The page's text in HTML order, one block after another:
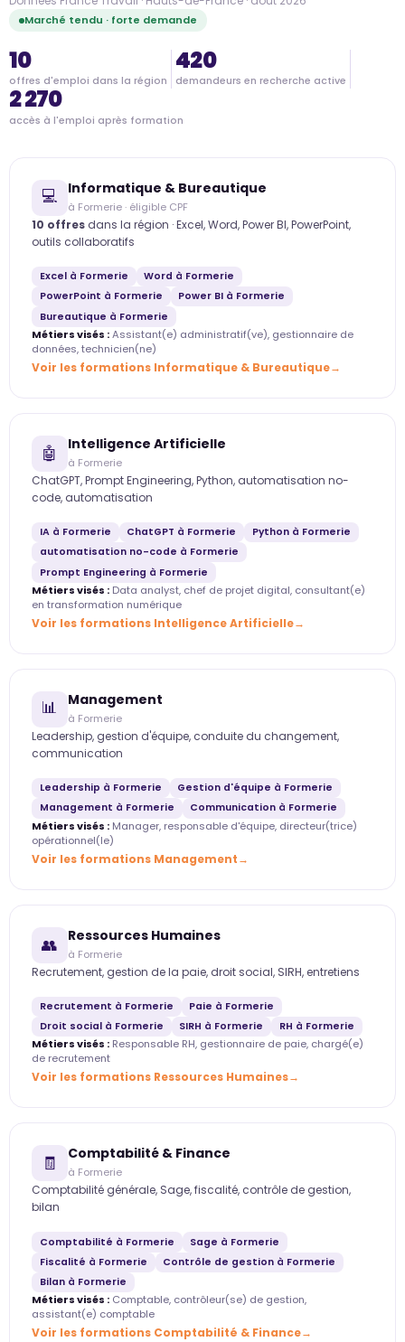
Marché tendu · forte demande
10
offres d'emploi dans la région
420
demandeurs en recherche active
2 270
accès à l'emploi après formation
💻 Informatique & Bureautique
à Formerie · éligible CPF
10 offres dans la région · Excel, Word, Power BI, PowerPoint,
outils collaboratifs
Excel à Formerie
Word à Formerie
PowerPoint à Formerie
Power BI à Formerie
Bureautique à Formerie
Métiers visés :Assistant(e) administratif(ve), gestionnaire de
données, technicien(ne)
Voir les formations Informatique & Bureautique
🤖 Intelligence Artificielle
à Formerie
ChatGPT, Prompt Engineering, Python, automatisation no-
code, automatisation
IA à Formerie ChatGPT à Formerie
Python à Formerie
automatisation no-code à Formerie
Prompt Engineering à Formerie
Métiers visés : Data analyst, chef de projet digital, consultant(e)
en transformation numérique
Voir les formations Intelligence Artificielle
📊 Management
à Formerie
Leadership, gestion d'équipe, conduite du changement,
communication
Leadership à Formerie
Gestion d'équipe à Formerie
Management à Formerie
Communication à Formerie
Métiers visés : Manager, responsable d'équipe, directeur(trice)
opérationnel(le)
Voir les formations Management
👥 Ressources Humaines
à Formerie
Recrutement, gestion de la paie, droit social, SIRH, entretiens
Recrutement à Formerie
Paie à Formerie
Droit social à Formerie
SIRH à Formerie RH à Formerie
Métiers visés : Responsable RH, gestionnaire de paie, chargé(e)
de recrutement
Voir les formations Ressources Humaines
🧾 Comptabilité & Finance
à Formerie
Comptabilité générale, Sage, fiscalité, contrôle de gestion,
bilan
Comptabilité à Formerie
Sage à Formerie
Fiscalité à Formerie
Contrôle de gestion à Formerie
Bilan à Formerie
Métiers visés : Comptable, contrôleur(se) de gestion,
assistant(e) comptable
Voir les formations Comptabilité & Finance